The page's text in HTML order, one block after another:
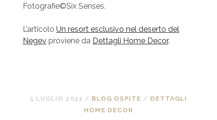
Fotografie©Six Senses.
L’articolo Un resort esclusivo nel deserto del
Negev proviene da Dettagli Home Decor.
5 LUGLIO 2021 / BLOG OSPITE / DETTAGLI
HOME DECOR